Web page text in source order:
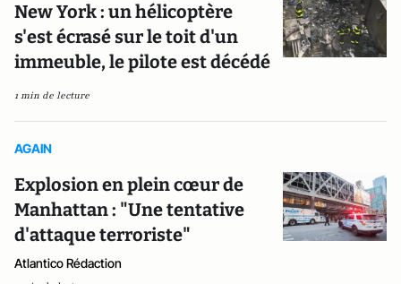
New York : un hélicoptère
s'est écrasé sur le toit d'un
immeuble, le pilote est décédé
1 min de lecture
AGAIN
Explosion en plein cœur de
Manhattan : "Une tentative
d'attaque terroriste"
Atlantico Rédaction